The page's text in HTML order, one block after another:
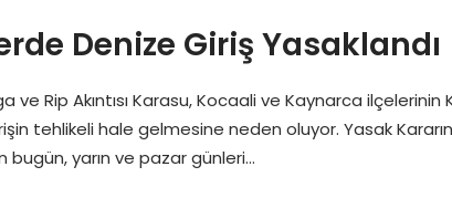
Denize Giriş Yasaklandı
Rip Akıntısı Karasu, Kocaali ve Kaynarca ilçelerinin
tehlikeli hale gelmesine neden oluyor. Yasak
yarın ve pazar günleri…